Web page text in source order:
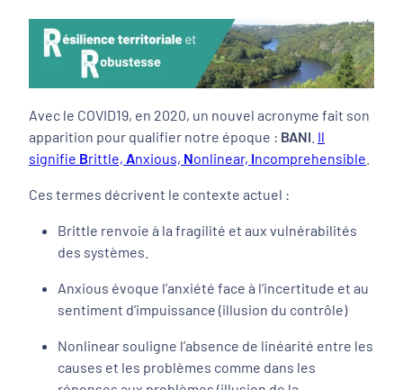
Avec le COVID19, en 2020, un nouvel acronyme fait son
apparition pour qualifier notre époque : BANI Il
signifie Brittle, Anxious, Nonlinear, Incomprehensible
Ces termes décrivent le contexte actuel :
Brittle renvoie à la fragilité et aux vulnérabilités
des systèmes.
Anxious évoque l’anxiété face à l’incertitude et au
sentiment d’impuissance (illusion du contrôle)
Nonlinear souligne l’absence de linéarité entre les
causes et les problèmes comme dans les